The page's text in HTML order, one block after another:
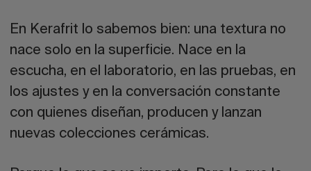
En Kerafrit lo sabemos bien: una textura no
nace solo en la superficie. Nace en la
escucha, en el laboratorio, en las pruebas, en
los ajustes y en la conversación constante
con quienes diseñan, producen y lanzan
nuevas colecciones cerámicas.